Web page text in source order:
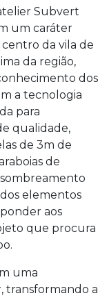
Subvert
um caráter
da vila de
da região,
dos
a tecnologia
para
qualidade,
de 3m de
de
elementos
aos
que procura
uma
transformando a